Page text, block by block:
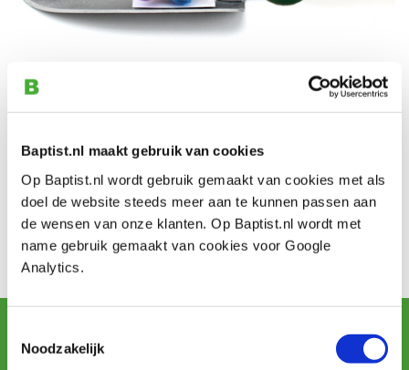
Baptist.nl maakt gebruik van cookies
Op Baptist.nl wordt gebruik gemaakt van cookies met als
doel de website steeds meer aan te kunnen passen aan
de wensen van onze klanten. Op Baptist.nl wordt met
name gebruik gemaakt van cookies voor Google
Analytics.
Noodzakelijk
Kontakt
Telefon: 026-3512856
Adresse: Vlamoven 32
PLZ: 6826 TN
Ort: Arnhem
und erhalten Sie Angebote, neue Produkte und Tipps.